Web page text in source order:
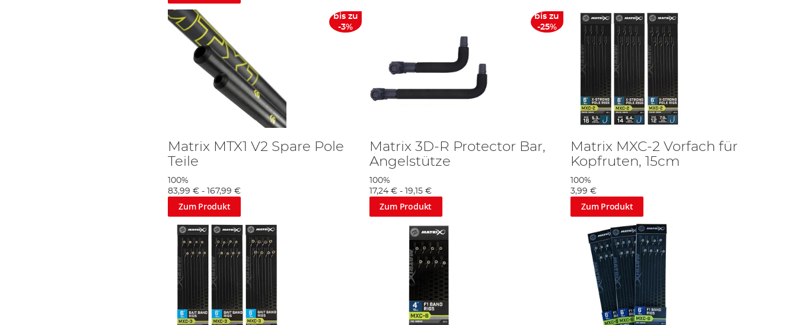
bis zu
-3%
Matrix MTX1 V2 Spare Pole
Teile
100%
83,99 € - 167,99 €
Zum Produkt
bis zu
-25%
Matrix 3D-R Protector Bar,
Angelstütze
100%
17,24 €- 19,15 €
Zum Produkt
Matrix MXC-2 Vorfach für
Kopfruten, 15cm
100%
3,99 €
Zum Produkt